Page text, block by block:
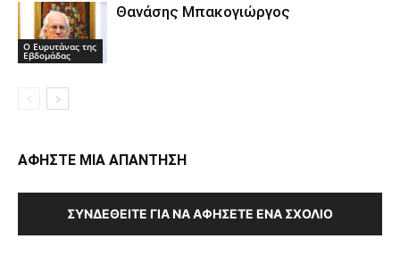
Ο Ευρυτάνας της
Εβδομάδας
Θανάσης Μπακογιώργος
ΑΦΗΣΤΕ ΜΙΑ ΑΠΑΝΤΗΣΗ
ΣΥΝΔΕΘΕΊΤΕ ΓΙΑ ΝΑ ΑΦΉΣΕΤΕ ΈΝΑ ΣΧΌΛΙΟ